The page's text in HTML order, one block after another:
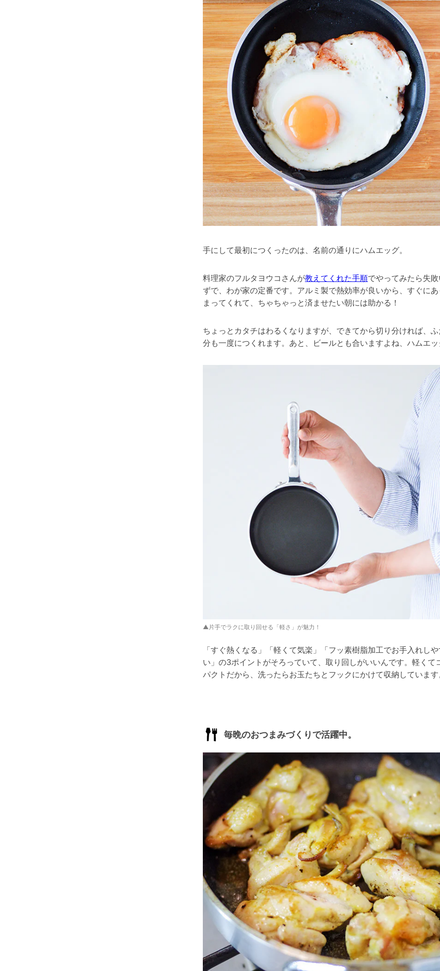
手にして最初につくったのは、名前の通りにハムエッグ。
料理家のフルタヨウコさんが教えてくれた手順でやってみたら失
ずで、わが家の定番です。アルミ製で熱効率が良いから、すぐに
まってくれて、ちゃちゃっと済ませたい朝には助かる！
ちょっとカタチはわるくなりますが、できてから切り分ければ、
分も一度につくれます。あと、ビールとも合いますよね、ハムエ
▲片手でラクに取り回せる「軽さ」が魅力！
「すぐ熱くなる」「軽くて気楽」「フッ素樹脂加工でお手入れし
い」の3ポイントがそろっていて、取り回しがいいんです。軽くて
パクトだから、洗ったらお玉たちとフックにかけて収納していま
毎晩のおつまみづくりで活躍中。